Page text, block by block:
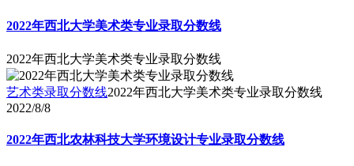
2022年西北大学美术类专业录取分数线
2022年西北大学美术类专业录取分数线
艺术类录取分数线2022年西北大学美术类专业录取分数线
2022/8/8
2022年西北农林科技大学环境设计专业录取分数线